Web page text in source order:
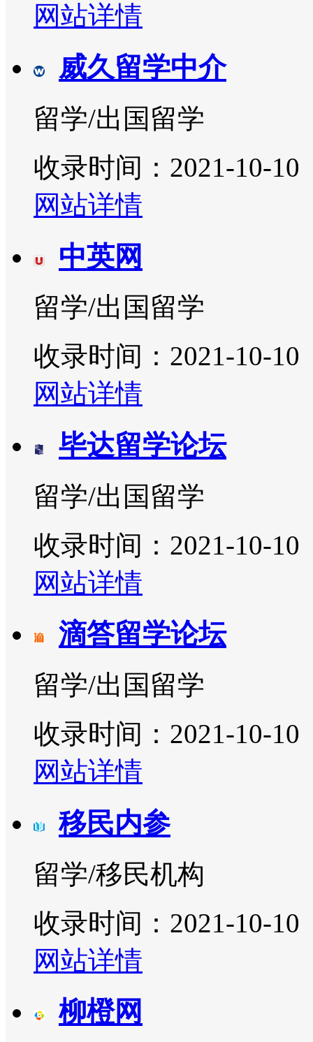
网站详情
威久留学中介
留学/出国留学
收录时间：2021-10-10
网站详情
中英网
留学/出国留学
收录时间：2021-10-10
网站详情
毕达留学论坛
留学/出国留学
收录时间：2021-10-10
网站详情
滴答留学论坛
留学/出国留学
收录时间：2021-10-10
网站详情
移民内参
留学/移民机构
收录时间：2021-10-10
网站详情
柳橙网